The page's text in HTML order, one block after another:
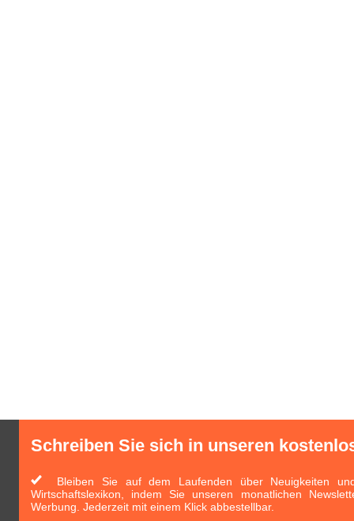
Schreiben Sie sich in unseren
Bleiben Sie auf dem Laufenden über Neuigkeiten
Wirtschaftslexikon, indem Sie unseren monatlichen
Werbung. Jederzeit mit einem Klick abbestellbar.